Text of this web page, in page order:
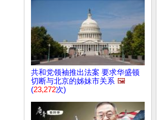
共和党领袖推出法案 要求华盛顿
切断与北京的姊妹市关系 🖼️
(23,272次)